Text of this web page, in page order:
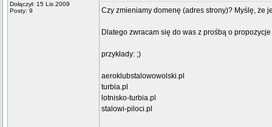
Dołączył: 15 Lis 2009
Posty: 9
Czy zmieniamy domenę (adres strony)? Myślę, że
Dlatego zwracam się do was z prośbą o
przykłady: ;)
aeroklubstalowowolski.pl
turbia.pl
lotnisko-turbia.pl
stalowi-piloci.pl